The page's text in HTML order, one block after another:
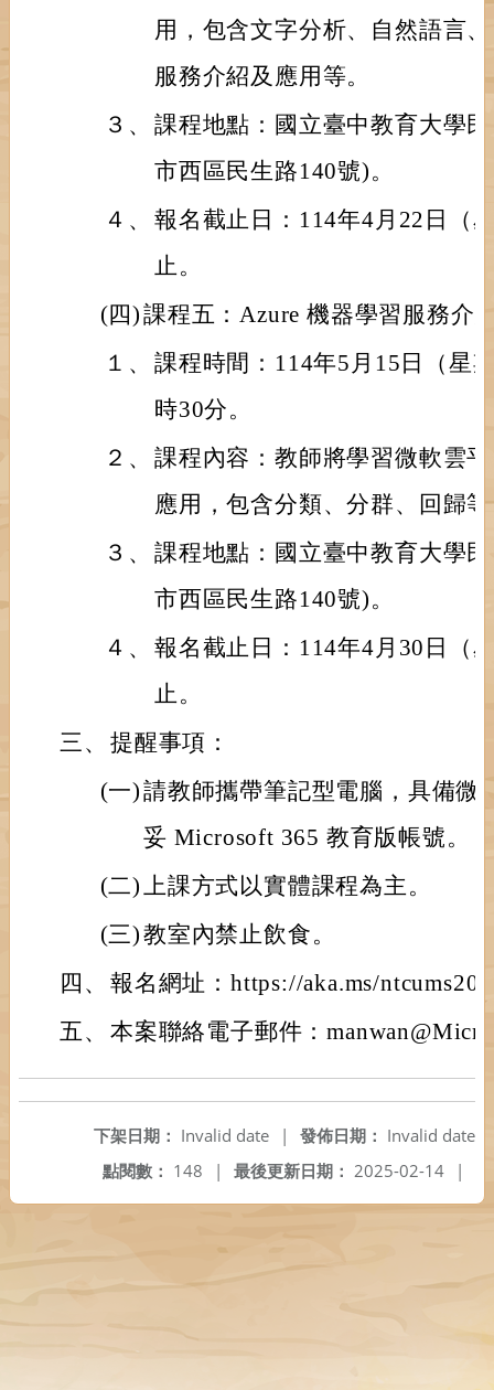
用，包含文字分析、自然語言
服務介紹及應用等。
３、 課程地點：國立臺中教育大學
市西區民生路140號)。
４、 報名截止日：114年4月22日（
止。
(四)課程五：Azure 機器學習服務介
１、 課程時間：114年5月15日（星
時30分。
２、 課程內容：教師將學習微軟雲
應用，包含分類、分群、回歸
３、 課程地點：國立臺中教育大學
市西區民生路140號)。
４、 報名截止日：114年4月30日（
止。
三、 提醒事項：
(一)請教師攜帶筆記型電腦，具備微
妥 Microsoft 365 教育版帳號。
(二)上課方式以實體課程為主。
(三)教室內禁止飲食。
四、 報名網址：https://aka.ms/
五、 本案聯絡電子郵件：
發佈日期： Invalid date
下架日期： Invalid date
|
最後更新日期： 2025-02-14 |
點閱數： 148 |